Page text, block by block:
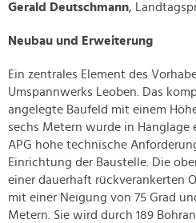
Gerald Deutschmann,
Neubau und Erweiterung
Ein zentrales Element des
Umspannwerks Leoben. Das
angelegte Baufeld mit einem
sechs Metern wurde in
APG hohe technische
Einrichtung der Baustelle. Die
einer dauerhaft rückverankerten
mit einer Neigung von 75 Grad
Metern. Sie wird durch 189